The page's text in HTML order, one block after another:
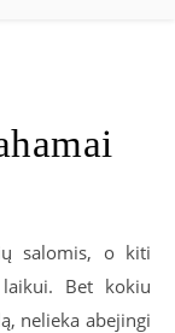
salomis, o kiti
Bet kokiu
nelieka abejingi